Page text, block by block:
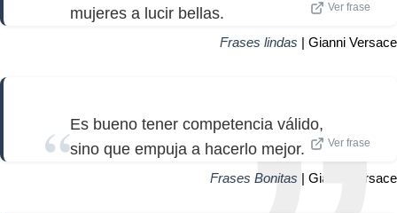
mujeres a lucir bellas.
Ver frase
Frases lindas | Gianni Versace
Es bueno tener competencia válido,
sino que empuja a hacerlo mejor.
Ver frase
Frases Bonitas | Gianni Versace